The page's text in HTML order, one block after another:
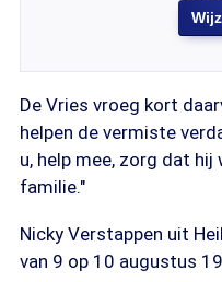
De Vries vroeg kort
helpen de vermiste
u, help mee, zorg dat
familie."
Nicky Verstappen uit
van 9 op 10 augustus